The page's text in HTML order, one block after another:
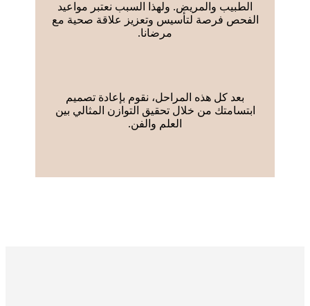
الطبيب والمريض. ولهذا السبب نعتبر مواعيد
الفحص فرصة لتأسيس وتعزيز علاقة صحية مع
مرضانا.
بعد كل هذه المراحل، نقوم بإعادة تصميم
ابتسامتك من خلال تحقيق التوازن المثالي بين
العلم والفن.